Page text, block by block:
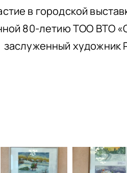
в городской
80-летию ТОО ВТО
художник